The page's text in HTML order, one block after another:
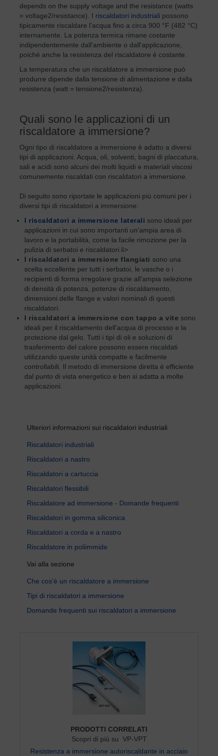
depends on the supply voltage and the resistance (watts
= voltage2/resistance). I riscaldatori industriali possono
tipicamente riscaldare l'acqua fino a circa 900 °F (482 °C)
internamente. La potenza termica rimane costante
indipendentemente dall'ambiente o dall'applicazione,
poiché anche la resistenza del riscaldatore è costante.
La temperatura che un riscaldatore a immersione può
produrre dipende dalla tensione di alimentazione e dalla
resistenza (watt = tensione2/resistenza).
Quali sono le applicazioni di un
riscaldatore a immersione?
Ogni tipo di riscaldatore a immersione è adatto a diversi
tipi di applicazioni. Acqua, oli, solventi, bagni di placcatura,
sali e acidi sono alcuni dei molti liquidi e materiali viscosi
comunemente riscaldati con riscaldatori a immersione.
Di seguito sono riportate le applicazioni più comuni per i
diversi tipi di riscaldatori a immersione:
I riscaldatori a immersione laterali sono ideali per
applicazioni in cui sono importanti un'ampia area di
lavoro e la portabilità, come la facile rimozione per la
pulizia di serbatoi e riscaldatori.li>
I riscaldatori a immersione flangiati sono una
scelta eccellente per tutti i serbatoi, le vasche o i
recipienti di forma irregolare grazie all'ampia selezione
di densità di potenza, potenze di riscaldamento,
dimensioni delle flange e valori nominali di questi
riscaldatori.
I riscaldatori a immersione con tappo a vite sono
ideali per il riscaldamento dell'acqua di processo e la
protezione dal gelo. Tutti i tipi di oli e soluzioni di
trasferimento del calore possono essere riscaldati
utilizzando queste unità compatte e facilmente
controllabili. Il metodo di immersione diretta è efficiente
dal punto di vista energetico e ben si adatta a molte
applicazioni.
Ulteriori informazioni sui riscaldatori industriali
Riscaldatori industriali
Riscaldatori a nastro
Riscaldatori a cartuccia
Riscaldatori flessibili
Riscaldatore ad immersione - Domande frequenti
Riscaldatori in gomma siliconica
Riscaldatori a corda e a nastro
Riscaldatore in poliimmide
Vai alla sezione
Che cos'è un riscaldatore a immersione
Tipi di riscaldatori a immersione
Domande frequenti sui riscaldatori a immersione
PRODOTTI CORRELATI
Scopri di più su VP-VPT
Resistenza a immersione autoriscaldante in acciaio